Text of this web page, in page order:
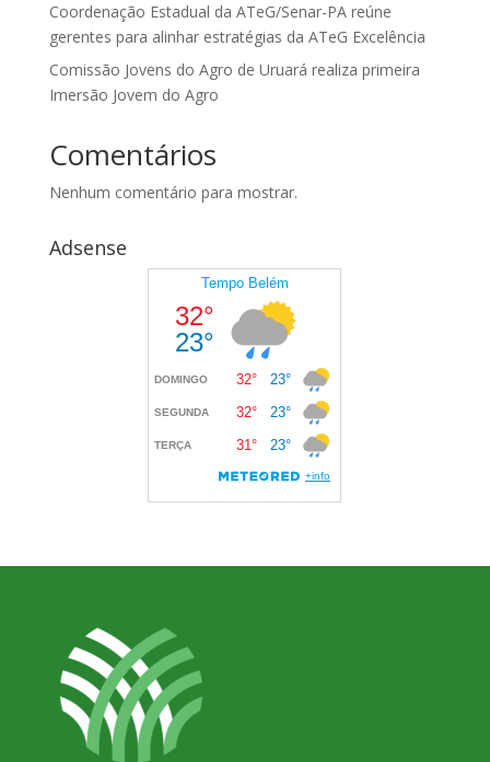
Coordenação Estadual da ATeG/Senar-PA reúne
gerentes para alinhar estratégias da ATeG Excelência
Comissão Jovens do Agro de Uruará realiza primeira
Imersão Jovem do Agro
Comentários
Nenhum comentário para mostrar.
Adsense